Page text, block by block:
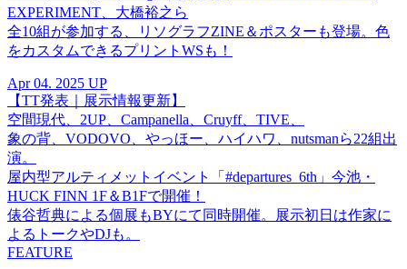
EXPERIMENT、大橋裕之ら
全10組が参加する、リソグラフZINE＆ポスターも登場。色
をカスタムできるプリントWSも！
Apr 04. 2025 UP
【TT発表｜展示情報更新】
空間現代、2UP、Campanella、Cruyff、TIVE、
象の背、VODOVO、やっほー、ハイハワ、nutsmanら22組出
演。
屋内型アルティメットイベント「#departures_6th」今池・
HUCK FINN 1F＆B1Fで開催！
俵谷哲典による個展もBYにて同時開催。展示初日は作家に
よるトークやDJも。
FEATURE